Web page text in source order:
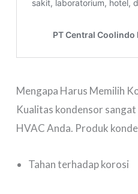
Mengapa Harus Memilih
Kualitas kondensor
HVAC Anda. Produk
Tahan terhadap korosi